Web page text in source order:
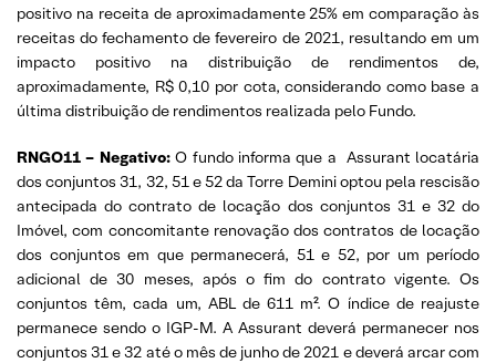
positivo na receita de aproximadamente 25% em comparação às
receitas do fechamento de fevereiro de 2021, resultando em um
impacto positivo na distribuição de rendimentos de,
aproximadamente, R$ 0,10 por cota, considerando como base a
última distribuição de rendimentos realizada pelo Fundo.
RNGO11 – Negativo:O fundo informa que a Assurant locatária
dos conjuntos 31, 32, 51 e 52 da Torre Demini optou pela rescisão
antecipada do contrato de locação dos conjuntos 31 e 32 do
Imóvel, com concomitante renovação dos contratos de locação
dos conjuntos em que permanecerá, 51 e 52, por um período
adicional de 30 meses, após o fim do contrato vigente. Os
conjuntos têm, cada um, ABL de 611 m². O índice de reajuste
permanece sendo o IGP-M. A Assurant deverá permanecer nos
conjuntos 31 e 32 até o mês de junho de 2021 e deverá arcar com